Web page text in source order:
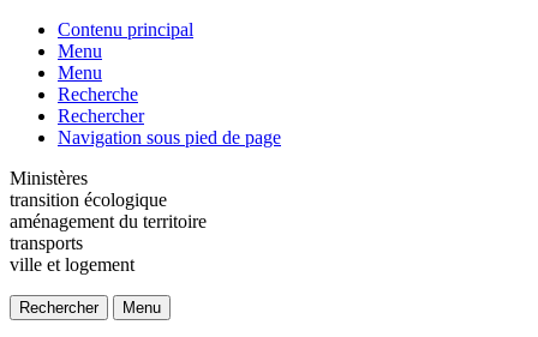
Contenu principal
Menu
Menu
Recherche
Rechercher
Navigation sous pied de page
Ministères
transition écologique
aménagement du territoire
transports
ville et logement
Rechercher Menu